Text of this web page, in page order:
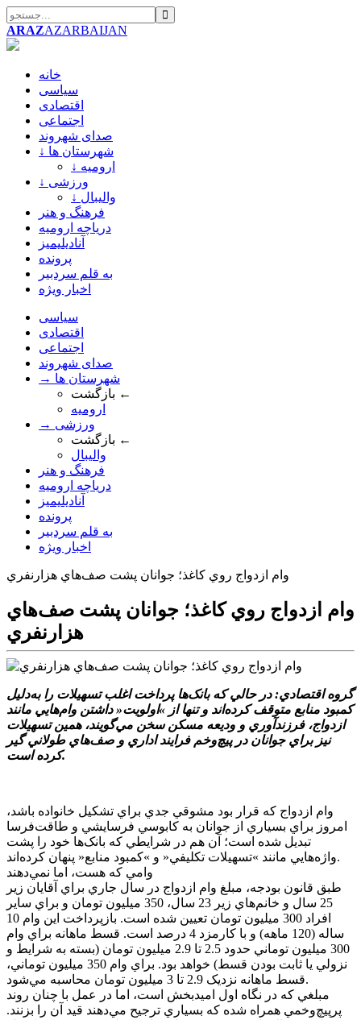
ARAZAZARBAIJAN
خانه
سیاسی
اقتصادی
اجتماعی
صدای شهروند
↓ شهرستان ها
↓ ارومیه
↓ ورزشی
↓ والیبال
فرهنگ و هنر
دریاچه ارومیه
آنادیلیمیز
پرونده
به قلم سردبیر
اخبار ویژه
سیاسی
اقتصادی
اجتماعی
صدای شهروند
→ شهرستان ها
بازگشت ←
ارومیه
→ ورزشی
بازگشت ←
والیبال
فرهنگ و هنر
دریاچه ارومیه
آنادیلیمیز
پرونده
به قلم سردبیر
اخبار ویژه
وام ازدواج روي کاغذ؛ جوانان پشت صف‌هاي هزارنفري
وام ازدواج روي کاغذ؛ جوانان پشت صف‌هاي
هزارنفري
گروه اقتصادي: در حالي که بانک‌ها پرداخت اغلب تسهيلات را به‌دليل
کمبود منابع متوقف کرده‌اند و تنها از »اولويت« داشتن وام‌هايي مانند
ازدواج، فرزندآوري و وديعه مسکن سخن مي‌گويند، همين تسهيلات
نيز براي جوانان در پيچ‌وخم فرايند اداري و صف‌هاي طولاني گير
کرده است.
وام ازدواج که قرار بود مشوقي جدي براي تشکيل خانواده باشد،
امروز براي بسياري از جوانان به کابوسي فرسايشي و طاقت‌فرسا
تبديل شده است؛ آن هم در شرايطي که بانک‌ها خود را پشت
واژه‌هايي مانند »تسهيلات تکليفي« و »کمبود منابع« پنهان کرده‌اند.
وامي که هست، اما نمي‌دهند
طبق قانون بودجه، مبلغ وام ازدواج در سال جاري براي آقايان زير
25 سال و خانم‌هاي زير 23 سال، 350 ميليون تومان و براي ساير
افراد 300 ميليون تومان تعيين شده است. بازپرداخت اين وام 10
ساله (120 ماهه) و با کارمزد 4 درصد است. قسط ماهانه براي وام
300 ميليون توماني حدود 2.5 تا 2.9 ميليون تومان (بسته به شرايط و
نزولي يا ثابت بودن قسط) خواهد بود. براي وام 350 ميليون توماني،
قسط ماهانه نزديک 2.9 تا 3 ميليون تومان محاسبه مي‌شود.
مبلغي که در نگاه اول اميدبخش است، اما در عمل با چنان روند
پرپيچ‌وخمي همراه شده که بسياري ترجيح مي‌دهند قيد آن را بزنند.